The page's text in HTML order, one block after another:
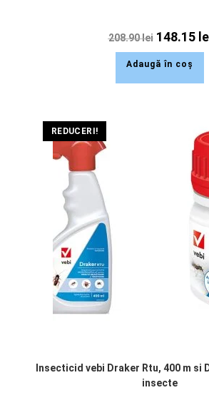
208.90lei 148.15
Adaugă în coș
REDUCERI!
Insecticid vebi Draker Rtu, 400 m si
insecte